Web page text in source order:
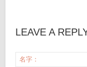
LEAVE A
名字：